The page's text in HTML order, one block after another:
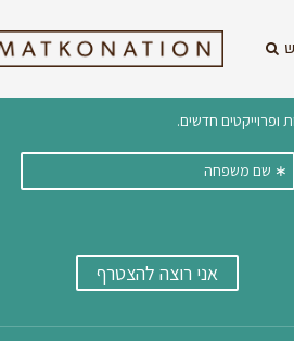
ישירות למייל